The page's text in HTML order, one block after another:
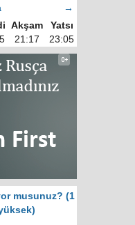
→
Akşam
Yatsı
21:17 23:05
musunuz? (1